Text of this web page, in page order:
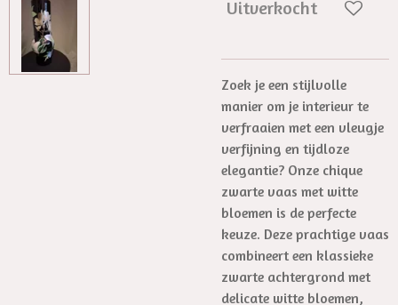
Uitverkocht
Zoek je een stijlvolle
manier om je interieur te
verfraaien met een vleugje
verfijning en tijdloze
elegantie? Onze chique
zwarte vaas met witte
bloemen is de perfecte
keuze. Deze prachtige vaas
combineert een klassieke
zwarte achtergrond met
delicate witte bloemen,